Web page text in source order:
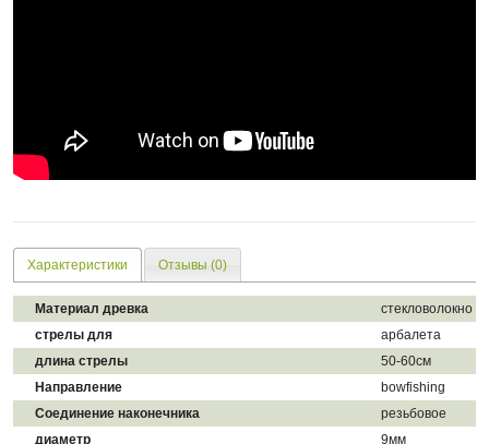
Характеристики Отзывы (0)
Материал древка
стекловолокно
стрелы для
арбалета
длина стрелы
50-60см
Направление
bowfishing
Cоединение наконечника
резьбовое
диаметр
9мм